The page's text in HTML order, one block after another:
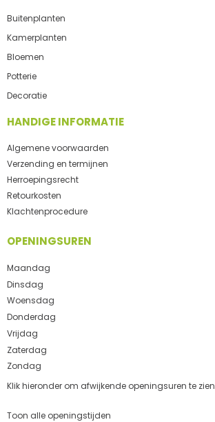
Buitenplanten
Kamerplanten
Bloemen
Potterie
Decoratie
HANDIGE INFORMATIE
Algemene voorwaarden
Verzending en termijnen
Herroepingsrecht
Retourkosten
Klachtenprocedure
OPENINGSUREN
Maandag
Dinsdag
Woensdag
Donderdag
Vrijdag
Zaterdag
Zondag
Klik hieronder om afwijkende openingsuren te zien
Toon alle openingstijden